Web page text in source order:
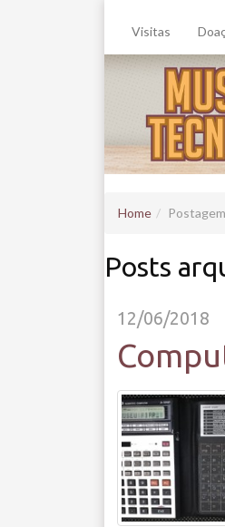
Visitas
Home
Posts
12/06/2018